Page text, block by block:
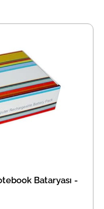
Bataryası -